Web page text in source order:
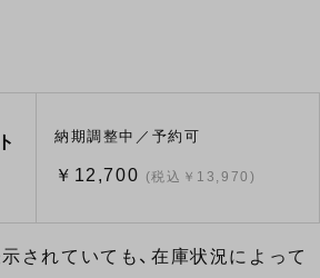
納期調整中／予約可
￥12,700 (税込￥13,970)
されていても、在庫状況によって